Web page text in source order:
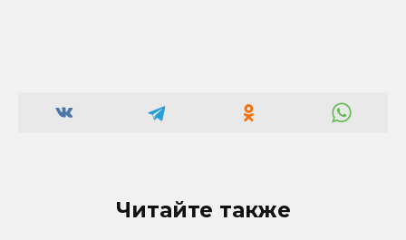
Читайте также